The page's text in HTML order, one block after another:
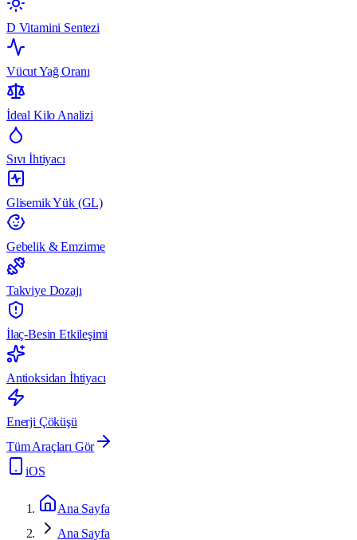
D Vitamini Sentezi
Vücut Yağ Oranı
İdeal Kilo Analizi
Sıvı İhtiyacı
Glisemik Yük (GL)
Gebelik & Emzirme
Takviye Dozajı
İlaç-Besin Etkileşimi
Antioksidan İhtiyacı
Enerji Çöküşü
Tüm Araçları Gör
iOS
Ana Sayfa
Ana Sayfa